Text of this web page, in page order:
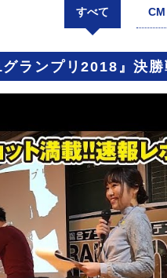
すべて CM
ランプリ2018』決勝